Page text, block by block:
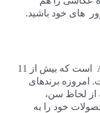
های خود باشید.
یکی از دیگر برندهای برتر اینستاگرام Asos است که بیش از 11
امروزه برندهای
از لحاظ سن،
خود را به